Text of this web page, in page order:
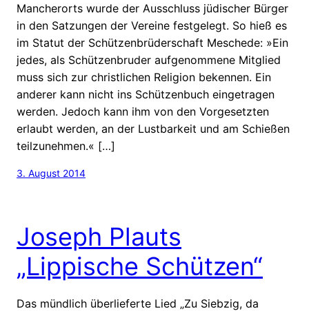
Mancherorts wurde der Ausschluss jüdischer Bürger
in den Satzungen der Vereine festgelegt. So hieß es
im Statut der Schützenbrüderschaft Meschede: »Ein
jedes, als Schützenbruder aufgenommene Mitglied
muss sich zur christlichen Religion bekennen. Ein
anderer kann nicht ins Schützenbuch eingetragen
werden. Jedoch kann ihm von den Vorgesetzten
erlaubt werden, an der Lustbarkeit und am Schießen
teilzunehmen.« […]
3. August 2014
Joseph Plauts
„Lippische Schützen“
Das mündlich überlieferte Lied „Zu Siebzig, da